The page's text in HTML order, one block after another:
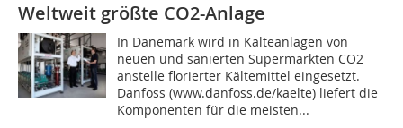
Weltweit größte CO2-Anlage
In Dänemark wird in Kälteanlagen von
neuen und sanierten Supermärkten CO2
anstelle florierter Kältemittel eingesetzt.
Danfoss (www.danfoss.de/kaelte) liefert die
Komponenten für die meisten...